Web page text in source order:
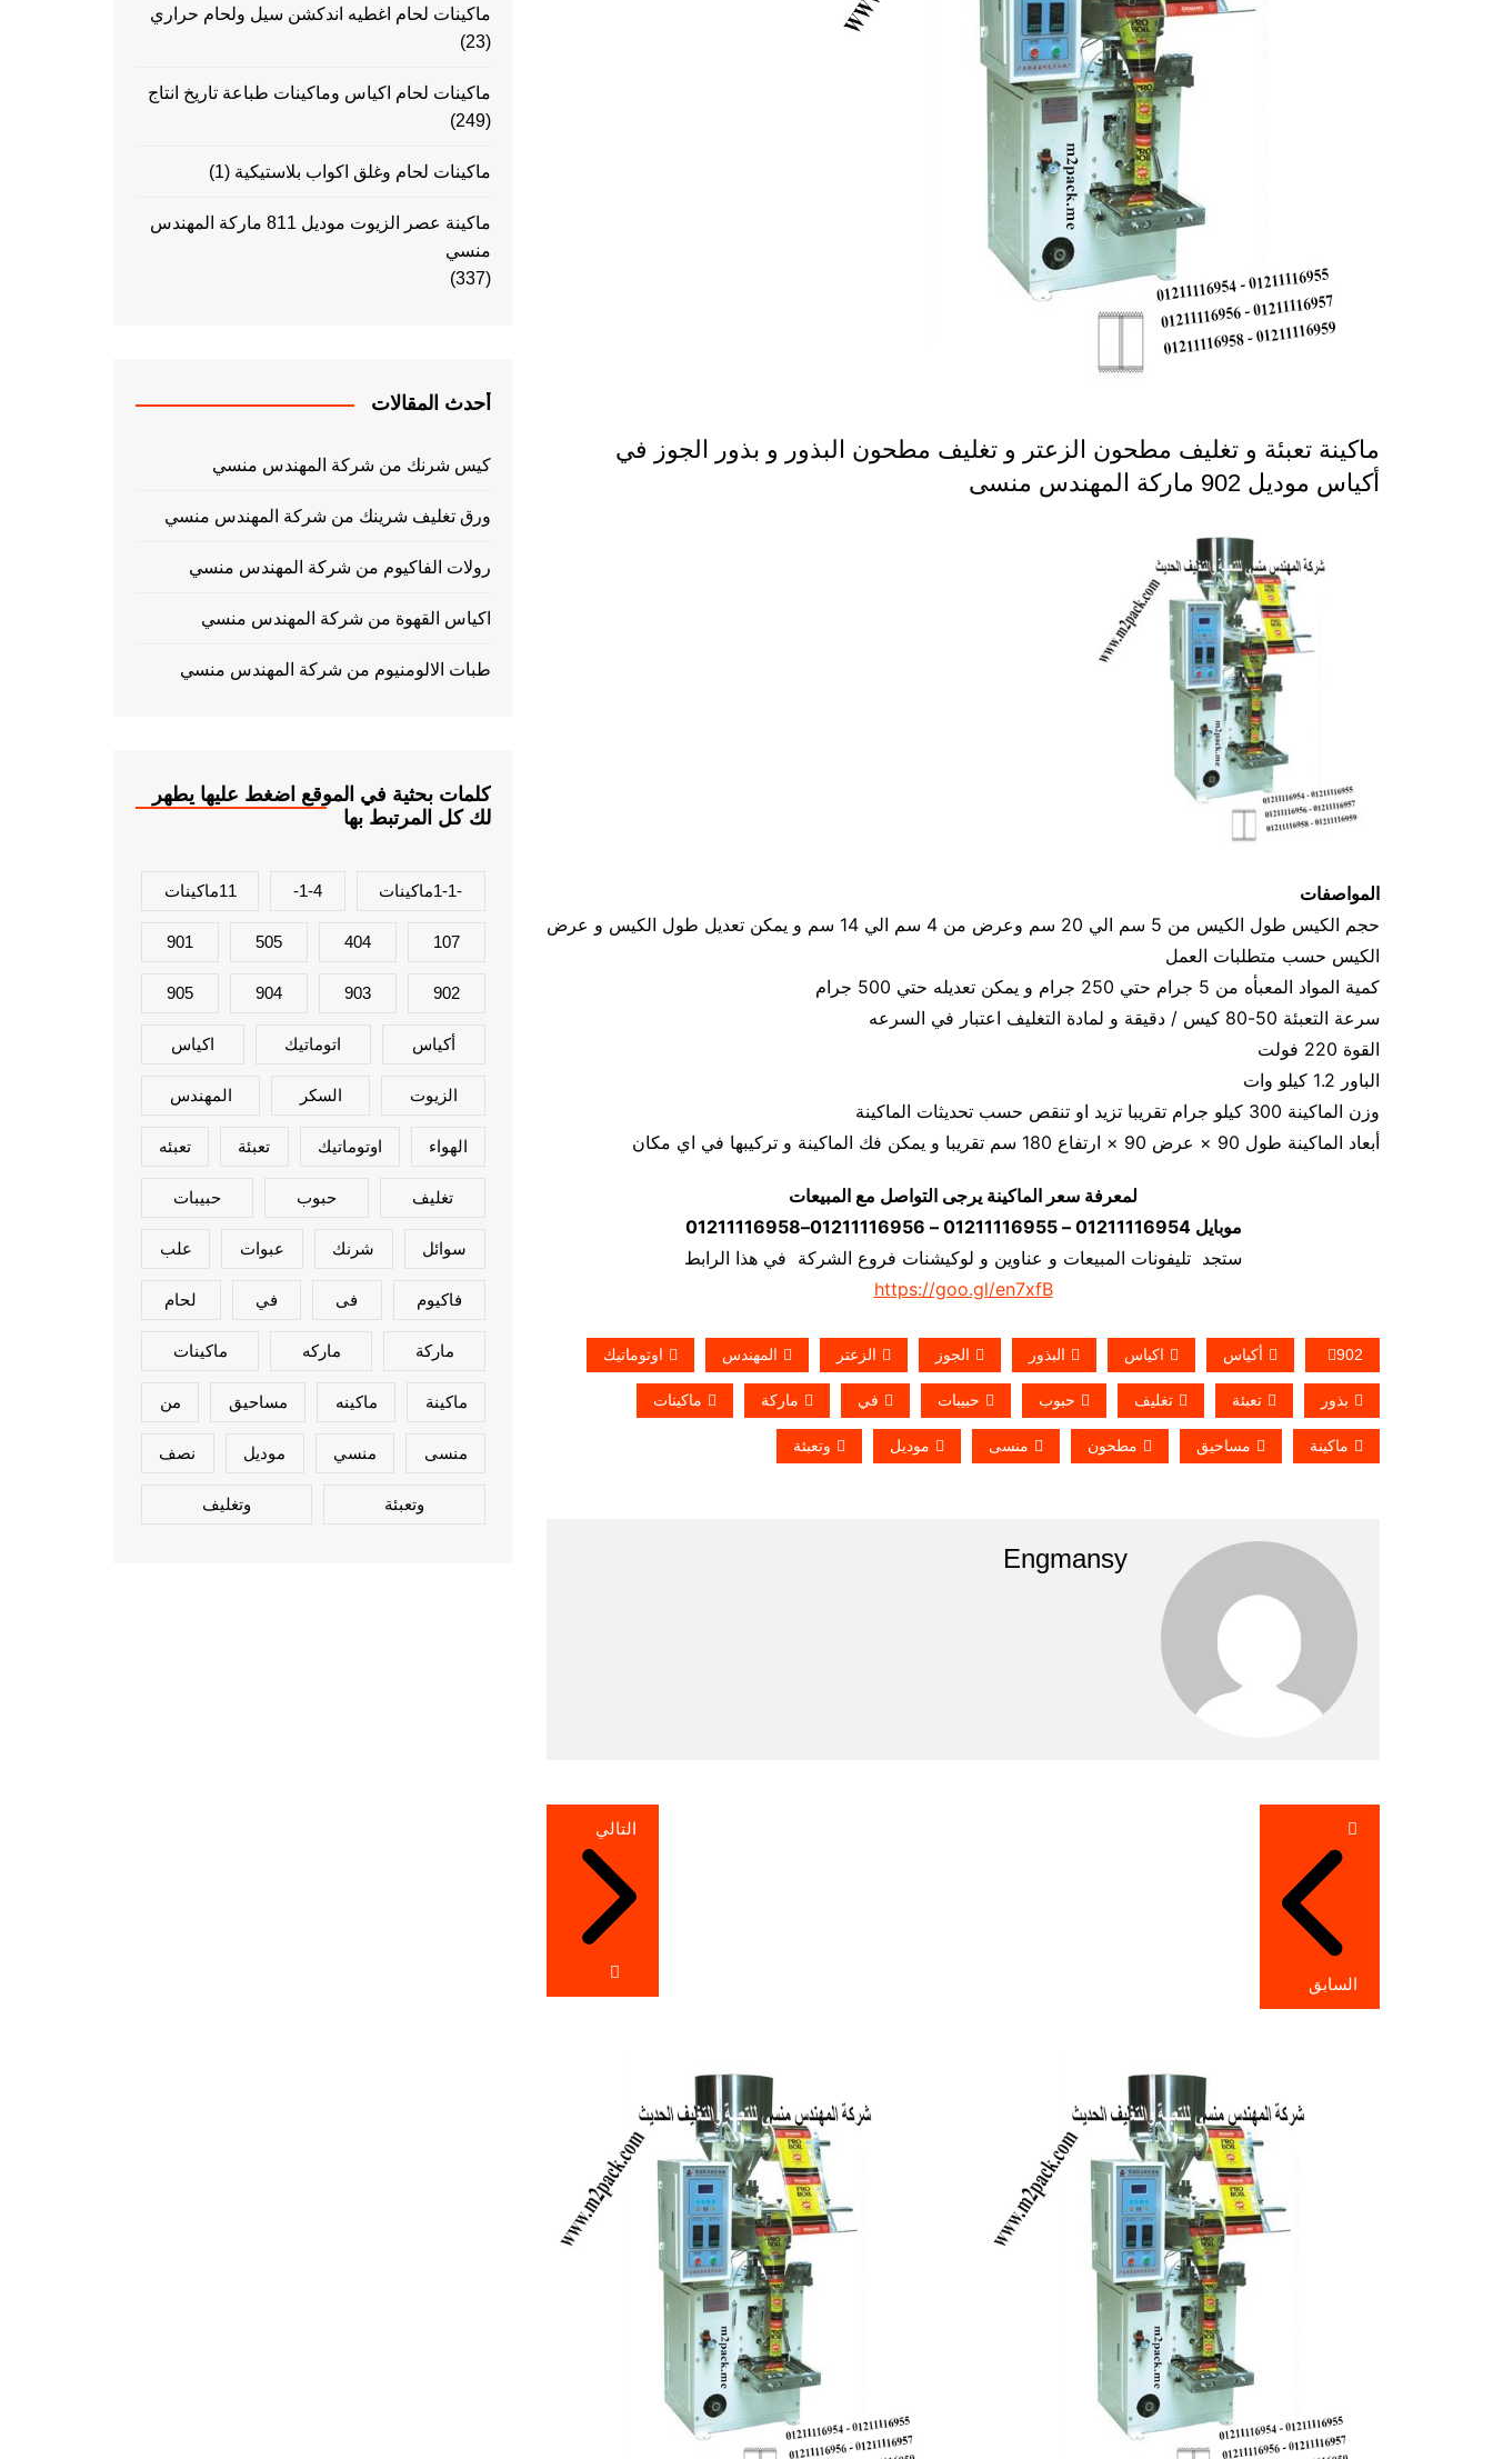
ماكينة تعبئة و تغليف مطحون الزعتر و تغليف مطحون البذور و بذور الجوز في
أكياس موديل 902 ماركة المهندس منسى
المواصفات
حجم الكيس طول الكيس من 5 سم الي 20 سم وعرض من 4 سم الي 14 سم و يمكن تعديل طول الكيس و عرض
الكيس حسب متطلبات العمل
كمية المواد المعبأه من 5 جرام حتي 250 جرام و يمكن تعديله حتي 500 جرام
سرعة التعبئة 50-80 كيس / دقيقة و لمادة التغليف اعتبار في السرعه
القوة 220 فولت
الباور 1.2 كيلو وات
وزن الماكينة 300 كيلو جرام تقريبا تزيد او تنقص حسب تحديثات الماكينة
أبعاد الماكينة طول 90 × عرض 90 × ارتفاع 180 سم تقريبا و يمكن فك الماكينة و تركيبها في اي مكان
لمعرفة سعر الماكينة يرجى التواصل مع المبيعات
موبايل 01211116954 – 01211116955 – 01211116956–01211116958
ستجد تليفونات المبيعات و عناوين و لوكيشنات فروع الشركة في هذا الرابط
https://goo.gl/en7xfB
902 أكياس اكياس البذور الجوز الزعتر المهندس اوتوماتيك
بذور تعبئة تغليف حبوب حبيبات في ماركة ماكينات
ماكينة مساحيق مطحون منسى موديل وتعبئة
Engmansy
تصفّح
المقالات
السابق
التالي
ماكينات لحام اغطيه اندكشن سيل ولحام حراري
(23)
ماكينات لحام اكياس وماكينات طباعة تاريخ انتاج
(249)
ماكينات لحام وغلق اكواب بلاستيكية (1)
ماكينة عصر الزيوت موديل 811 ماركة المهندس
منسي
(337)
أحدث المقالات
كيس شرنك من شركة المهندس منسي
ورق تغليف شرينك من شركة المهندس منسي
رولات الفاكيوم من شركة المهندس منسي
اكياس القهوة من شركة المهندس منسي
طبات الالومنيوم من شركة المهندس منسي
كلمات بحثية في الموقع اضغط عليها يطهر
لك كل المرتبط بها
-1-1ماكينات 1-4- 11ماكينات
107
404
505
901
902
903
904
905
أكياس اتوماتيك اكياس
الزيوت السكر المهندس
الهواء اوتوماتيك تعبئة تعبئه
تغليف حبوب حبيبات
سوائل شرنك عبوات علب
فاكيوم فى في لحام
ماركة ماركه ماكينات
ماكينة ماكينه مساحيق من
منسى منسي موديل نصف
وتعبئة وتغليف